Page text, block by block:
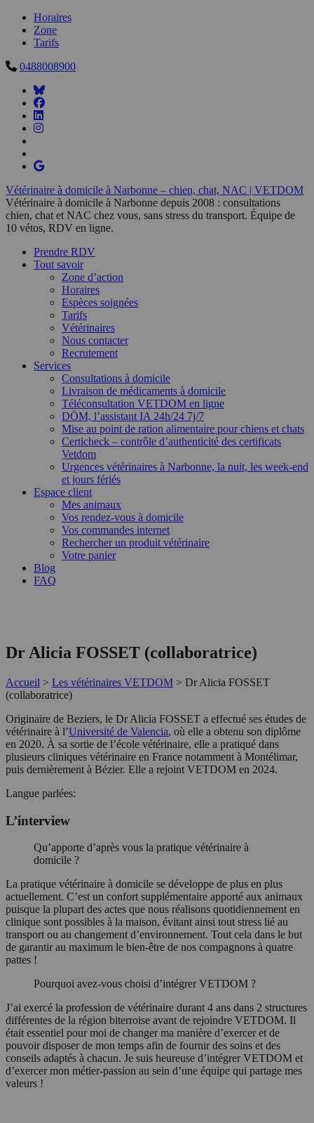
Horaires
Zone
Tarifs
0488008900
Vétérinaire à domicile à Narbonne – chien, chat, NAC | VETDOM
Vétérinaire à domicile à Narbonne depuis 2008 : consultations
chien, chat et NAC chez vous, sans stress du transport. Équipe de
10 vétos, RDV en ligne.
Prendre RDV
Tout savoir
Zone d’action
Horaires
Espèces soignées
Tarifs
Vétérinaires
Nous contacter
Recrutement
Services
Consultations à domicile
Livraison de médicaments à domicile
Téléconsultation VETDOM en ligne
DÖM, l’assistant IA 24h/24 7j/7
Mise au point de ration alimentaire pour chiens et chats
Certicheck – contrôle d’authenticité des certificats
Vetdom
Urgences vétérinaires à Narbonne, la nuit, les week-end
et jours fériés
Espace client
Mes animaux
Vos rendez-vous à domicile
Vos commandes internet
Rechercher un produit vétérinaire
Votre panier
Blog
FAQ
Dr Alicia FOSSET (collaboratrice)
Accueil > Les vétérinaires VETDOM > Dr Alicia FOSSET
(collaboratrice)
Originaire de Beziers, le Dr Alicia FOSSET a effectué ses études de
vétérinaire à l’Université de Valencia, où elle a obtenu son diplôme
en 2020. À sa sortie de l’école vétérinaire, elle a pratiqué dans
plusieurs cliniques vétérinaire en France notamment à Montélimar,
puis dernièrement à Bézier. Elle a rejoint VETDOM en 2024.
Langue parlées:
L’interview
Qu’apporte d’après vous la pratique vétérinaire à
domicile ?
La pratique vétérinaire à domicile se développe de plus en plus
actuellement. C’est un confort supplémentaire apporté aux animaux
puisque la plupart des actes que nous réalisons quotidiennement en
clinique sont possibles à la maison, évitant ainsi tout stress lié au
transport ou au changement d’environnement. Tout cela dans le but
de garantir au maximum le bien-être de nos compagnons à quatre
pattes !
Pourquoi avez-vous choisi d’intégrer VETDOM ?
J’ai exercé la profession de vétérinaire durant 4 ans dans 2 structures
différentes de la région biterroise avant de rejoindre VETDOM. Il
était essentiel pour moi de changer ma manière d’exercer et de
pouvoir disposer de mon temps afin de fournir des soins et des
conseils adaptés à chacun. Je suis heureuse d’intégrer VETDOM et
d’exercer mon métier-passion au sein d’une équipe qui partage mes
valeurs !